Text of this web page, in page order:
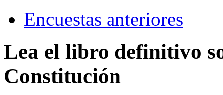
Encuestas anteriores
Lea el libro definitivo
Constitución